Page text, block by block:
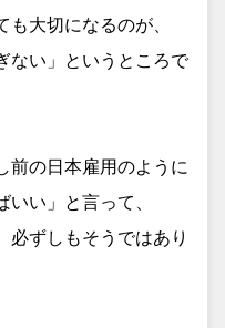
大切になるのが、
ない」というところで
前の日本雇用のように
いい」と言って、
必ずしもそうではあり